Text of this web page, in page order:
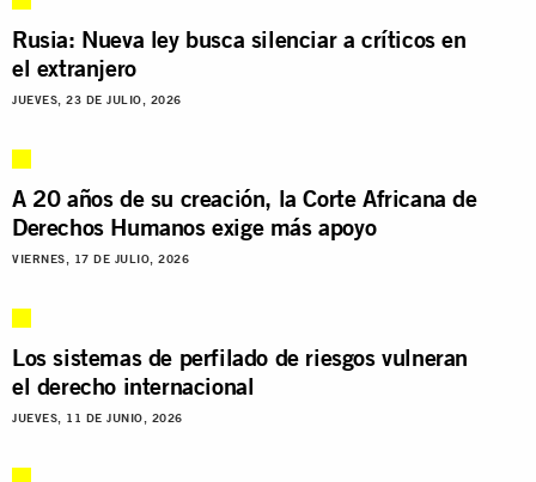
Rusia: Nueva ley busca silenciar a críticos en
el extranjero
JUEVES, 23 DE JULIO, 2026
A 20 años de su creación, la Corte Africana de
Derechos Humanos exige más apoyo
VIERNES, 17 DE JULIO, 2026
Los sistemas de perfilado de riesgos vulneran
el derecho internacional
JUEVES, 11 DE JUNIO, 2026